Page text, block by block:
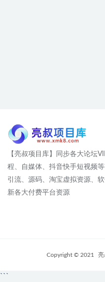
【亮叔项目库】同步各大论坛
程、自媒体、抖音快手短视频
引流、源码、淘宝虚拟资源、
新各大付费平台资源
Copyright © 2021 亮
```